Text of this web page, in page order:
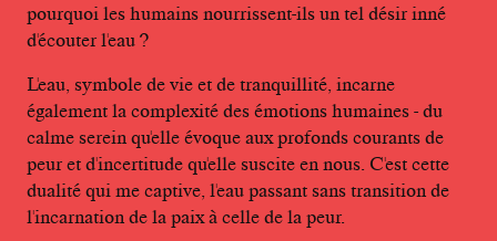
pourquoi les humains nourrissent-ils un tel désir inné
d'écouter l'eau ?
L'eau, symbole de vie et de tranquillité, incarne
également la complexité des émotions humaines - du
calme serein qu'elle évoque aux profonds courants de
peur et d'incertitude qu'elle suscite en nous. C'est cette
dualité qui me captive, l'eau passant sans transition de
l'incarnation de la paix à celle de la peur.